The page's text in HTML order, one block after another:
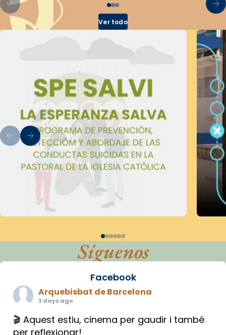
Ver todo
Síguenos
Facebook
Arquebisbat de Barcelona
3 days ago
🎬 Aquest estiu, cinema per gaudir i també
per reflexionar!